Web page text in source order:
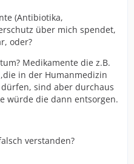
(Antibiotika,
über mich spendet,
oder?
Medikamente die z.B.
in der Humanmedizin
sind aber durchaus
würde die dann entsorgen.
verstanden?